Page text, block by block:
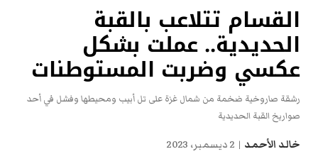
القسام تتلاعب بالقبة
الحديدية.. عملت بشكل
عكسي وضربت المستوطنات
رشقة صاروخية ضخمة من شمال غزة على تل أبيب ومحيطها وفشل في أحد
صواريخ القبة الحديدية
خالد الأحمد 2 ديسمبر، 2023